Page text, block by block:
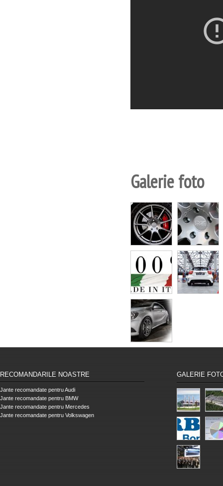
Galerie foto
RECOMANDARILE NOASTRE
Jante recomandate pentru Audi
Jante recomandate pentru BMW
Jante recomandate pentru Mercedes
Jante recomandate pentru Volkswagen
GALERIE